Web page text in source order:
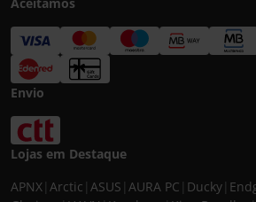
Aceitamos
Envio
Lojas em Destaque
APNX Arctic ASUS AURA PC Ducky